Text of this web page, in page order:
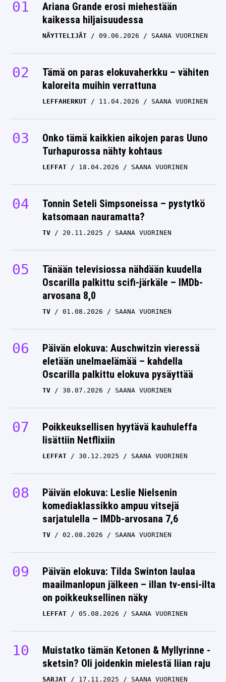
Ariana Grande erosi miehestään
kaikessa hiljaisuudessa
NÄYTTELIJÄT 09.06.2026 SAANA VUORINEN
Tämä on paras elokuvaherkku – vähiten
kaloreita muihin verrattuna
LEFFAHERKUT 11.04.2026 SAANA VUORINEN
Onko tämä kaikkien aikojen paras Uuno
Turhapurossa nähty kohtaus
LEFFAT 18.04.2026 SAANA VUORINEN
Tonnin Seteli Simpsoneissa – pystytkö
katsomaan nauramatta?
TV 20.11.2025 SAANA VUORINEN
Tänään televisiossa nähdään kuudella
Oscarilla palkittu scifi-järkäle – IMDb-
arvosana 8,0
TV 01.08.2026 SAANA VUORINEN
Päivän elokuva: Auschwitzin vieressä
eletään unelmaelämää – kahdella
Oscarilla palkittu elokuva pysäyttää
TV 30.07.2026 SAANA VUORINEN
Poikkeuksellisen hyytävä kauhuleffa
lisättiin Netflixiin
LEFFAT 30.12.2025 SAANA VUORINEN
Päivän elokuva: Leslie Nielsenin
komediaklassikko ampuu vitsejä
sarjatulella – IMDb-arvosana 7,6
TV 02.08.2026 SAANA VUORINEN
Päivän elokuva: Tilda Swinton laulaa
maailmanlopun jälkeen – illan tv-ensi-ilta
on poikkeuksellinen näky
LEFFAT 05.08.2026 SAANA VUORINEN
Muistatko tämän Ketonen & Myllyrinne -
sketsin? Oli joidenkin mielestä liian raju
SARJAT 17.11.2025 SAANA VUORINEN